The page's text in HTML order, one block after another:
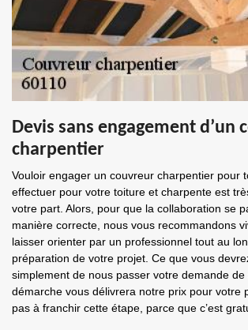
Devis sans engagement d’un
charpentier
Vouloir engager un couvreur charpentier pour
effectuer pour votre toiture et charpente est
votre part. Alors, pour que la collaboration se
manière correcte, nous vous recommandons
laisser orienter par un professionnel tout au
préparation de votre projet. Ce que vous
simplement de nous passer votre demande de
démarche vous délivrera notre prix pour votre
pas à franchir cette étape, parce que c’est